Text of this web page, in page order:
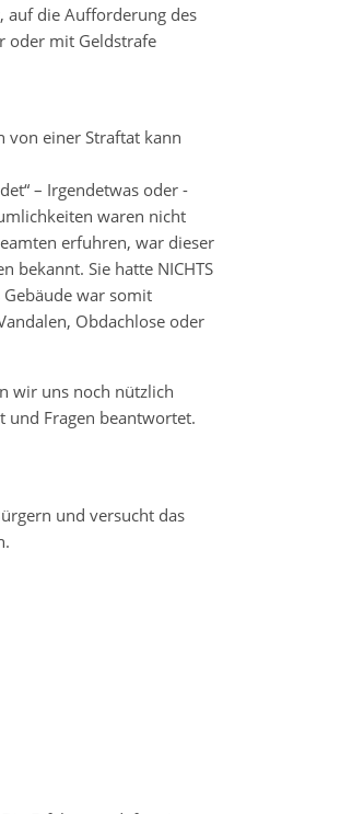
die Aufforderung des
oder mit Geldstrafe
von einer Straftat kann
– Irgendetwas oder -
waren nicht
erfuhren, war dieser
bekannt. Sie hatte NICHTS
war somit
Obdachlose oder
wir uns noch nützlich
und Fragen beantwortet.
und versucht das